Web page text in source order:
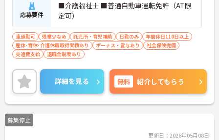
応募要件
■介護福祉士 ■普通自動車運転免許（AT限
定可）
車通勤可 残業少なめ 託児所・育児補助 日勤のみ
年間休日110日以上
産休･育休･介護休暇取得実績あり
ボーナス・賞与あり
社会保険完備
交通費支給
退職金制度あり
詳細を見る 無料 紹介してもらう
募集停止
更新日：2026年05月08日